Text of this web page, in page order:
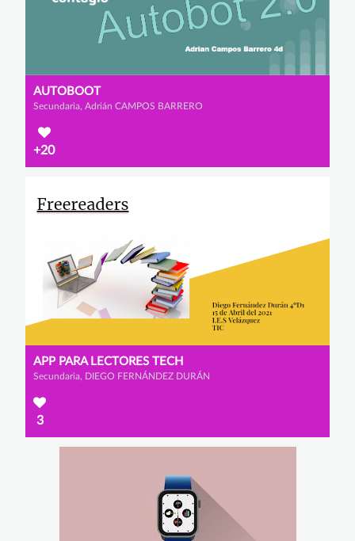
AUTOBOOT
Secundaria, Adrián CAMPOS BARRERO
+20
APP PARA LECTORES TECH
Secundaria, DIEGO FERNÁNDEZ DURÁN
3